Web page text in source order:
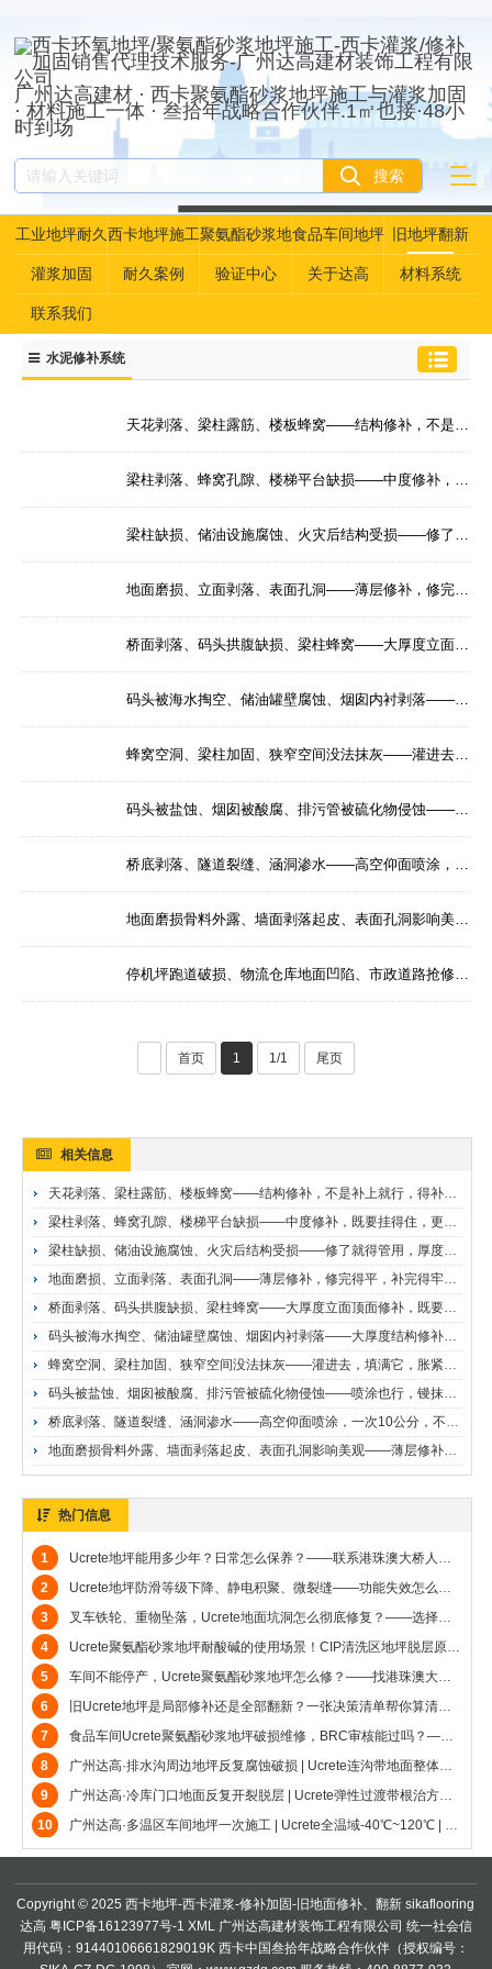
广州达高建材 · 西卡聚氨酯砂浆地坪施工与灌浆加固
· 材料施工一体 · 叁拾年战略合作伙伴.1㎡也接·48小
时到场
工业地坪耐久
性资产管理
西卡地坪施工聚氨酯砂浆地
坪
食品车间地坪 旧地坪翻新
灌浆加固 耐久案例 验证中心 关于达高 材料系统
联系我们
水泥修补系统
天花剥落、梁柱露筋、楼板蜂窝——结构修补，不是补上就行，得补住—— 广州达高·西卡BARRA MORTAR 25轻质聚合物修补砂浆施工BARRA MORTAR 25 聚合物改性，轻质，砌筑高厚度修补砂浆
梁柱剥落、蜂窝孔隙、楼梯平台缺损——中度修补，既要挂得住，更要补得牢—— 广州达高·西卡BARRA MORTAR 40聚合物改性轻质修补砂浆施工BARRA MORTAR 40 聚合物改性，轻质修补砂浆
梁柱缺损、储油设施腐蚀、火灾后结构受损——修了就得管用，厚度一次到位—— 广州达高·西卡BARRA 42双组份聚合物改性修补砂浆施工BARRAR 42 聚合物改性水泥修补砂浆
地面磨损、立面剥落、表面孔洞——薄层修补，修完得平，补完得牢—— 广州达高·西卡BARRA 82聚合物改性轻质修补砂浆施工BARRA 80 聚合物改性水泥装饰砂浆
桥面剥落、码头拱腹缺损、梁柱蜂窝——大厚度立面顶面修补，既要挂得住，更要管得久—— 广州达高·西卡BARRA MORTAR L聚合物改性轻质修补砂浆施工BARRA MORTAR L 聚合物改性的轻质水泥修补砂浆
码头被海水掏空、储油罐壁腐蚀、烟囱内衬剥落——大厚度结构修补，喷涂一次到位，不掉不裂—— 广州达高·西卡EMACO S166纤维增强喷涂修补砂浆施工EMACO S166 结构用砌筑高厚度喷射砂浆
蜂窝空洞、梁柱加固、狭窄空间没法抹灰——灌进去，填满它，胀紧它—— 广州达高·西卡EMACO S177高强灌注修补砂浆施工EMACO S177 高强度灌注修补砂浆
码头被盐蚀、烟囱被酸腐、排污管被硫化物侵蚀——喷涂也行，镘抹也行，还得扛得住硫酸盐—— 广州达高·西卡EMACO S188纤维增强抗硫酸盐修补砂浆施工EMACOR S188 抗硫酸盐，高强度修补砂浆
桥底剥落、隧道裂缝、涵洞渗水——高空仰面喷涂，一次10公分，不掉不裂—— 广州达高·西卡SHOTPATCH 20高厚度喷涂修补砂浆施工SHOTPATCH 20 (原 Shotpatch 200) 预混合，砌筑高厚度水泥喷射砂浆
地面磨损骨料外露、墙面剥落起皮、表面孔洞影响美观——薄层修补，既要平，更要牢—— 广州达高·西卡BARRA 82聚合物改性轻质修补砂浆施工BARRA 82 高强度聚合物改性修补砂浆
停机坪跑道破损、物流仓库地面凹陷、市政道路抢修——4小时恢复通行，等不起的地面，用快的—— 广州达高·西卡MasterEmaco T 288快硬微粒混凝土修补砂浆施工MasterEmaco 混凝土修补砂浆
首页 1 1/1 尾页
相关信息
天花剥落、梁柱露筋、楼板蜂窝——结构修补，不是补上就行，得补住—— 广州达高·西卡BARRA MORTAR 25轻质聚合物修补砂浆施工BARRA MORTAR 25 聚合物改性，轻质，砌筑高厚度修补砂浆
梁柱缺损、储油设施腐蚀、火灾后结构受损——修了就得管用，厚度一次到位—— 广州达高·西卡BARRA 42双组份聚合物改性修补砂浆施工BARRAR 42 聚合物改性水泥修补砂浆
地面磨损、立面剥落、表面孔洞——薄层修补，修完得平，补完得牢—— 广州达高·西卡BARRA 82聚合物改性轻质修补砂浆施工BARRA 80 聚合物改性水泥装饰砂浆
桥面剥落、码头拱腹缺损、梁柱蜂窝——大厚度立面顶面修补，既要挂得住，更要管得久—— 广州达高·西卡BARRA MORTAR L聚合物改性轻质修补砂浆施工BARRA MORTAR L 聚合物改性的轻质水泥修补砂浆
码头被海水掏空、储油罐壁腐蚀、烟囱内衬剥落——大厚度结构修补，喷涂一次到位，不掉不裂—— 广州达高·西卡EMACO S166纤维增强喷涂修补砂浆施工EMACO S166 结构用砌筑高厚度喷射砂浆
蜂窝空洞、梁柱加固、狭窄空间没法抹灰——灌进去，填满它，胀紧它—— 广州达高·西卡EMACO S177高强灌注修补砂浆施工EMACO S177 高强度灌注修补砂浆
地面磨损骨料外露、墙面剥落起皮、表面孔洞影响美观——薄层修补，既要平，更要牢—— 广州达高·西卡BARRA 82聚合物改性轻质修补砂浆施工BARRA 82 高强度聚合物改性修补砂浆
热门信息
1
Ucrete地坪能用多少年？日常怎么保养？——联系港珠澳大桥人工岛地坪施工商广州达高，免费出方案和技术交流，赠送小样品
2
Ucrete地坪防滑等级下降、静电积聚、微裂缝——功能失效怎么补救？——港珠澳大桥人工岛地坪施工商广州达高帮客户彻底解决烦恼
3
叉车铁轮、重物坠落，Ucrete地面坑洞怎么彻底修复？——选择港珠澳大桥人工岛地坪施工商广州达高一站式解决客户问题
4
Ucrete聚氨酯砂浆地坪耐酸碱的使用场景！CIP清洗区地坪脱层原因与修复——广州达高帮客户一站式解决所有问题（港珠澳大桥人工岛地坪施工商）
5
车间不能停产，Ucrete聚氨酯砂浆地坪怎么修？——找港珠澳大桥人工岛地坪施工商广州达高一站式解决问题
6
旧Ucrete地坪是局部修补还是全部翻新？一张决策清单帮你算清楚——港珠澳大桥人工岛地坪施工商广州达高帮到你解决问题
7
食品车间Ucrete聚氨酯砂浆地坪破损维修，BRC审核能过吗？——广州达高可以施工维修解决（港珠澳大桥人工岛地坪施工商）
8
广州达高·排水沟周边地坪反复腐蚀破损 | Ucrete连沟带地面整体施工 | 双汇集团9年零维修
9
广州达高·冷库门口地面反复开裂脱层 | Ucrete弹性过渡带根治方案 | 湛江国联8年零维修
10
广州达高·多温区车间地坪一次施工 | Ucrete全温域-40℃~120℃ | 湛江国联3万㎡无缝验证
Copyright © 2025 西卡地坪-西卡灌浆-修补加固-旧地面修补、翻新sikaflooring
达高 粤ICP备16123977号-1 XML广州达高建材装饰工程有限公司 统一社会信
用代码：91440106661829019K 西卡中国叁拾年战略合作伙伴（授权编号：